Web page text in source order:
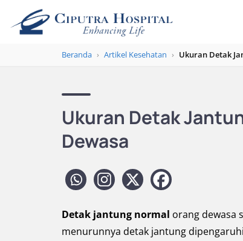
Beranda › Artikel Kesehatan › Ukuran Detak
Ukuran Detak
Dewasa
Detak jantung normal orang dewasa
menurunnya detak jantung